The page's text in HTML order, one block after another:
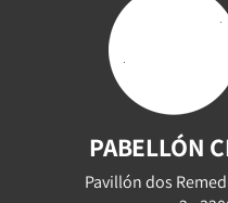
PABELLÓN
Pavillón dos